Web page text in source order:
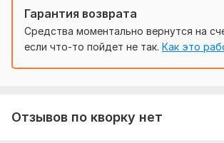
Язык перевода:
с Английского на Русский
с Русского на Английский
Гарантия возврата
Средства моментально вернутся на
если что-то пойдет не так. Как это
Отзывов по кворку нет